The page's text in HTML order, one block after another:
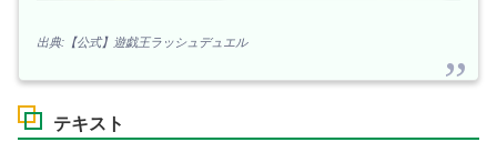
出典:【公式】遊戯王ラッシュデュエル
テキスト